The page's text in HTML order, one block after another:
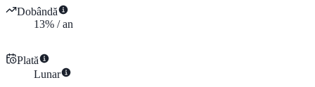
Dobândă
13% /an
Plată
Lunar